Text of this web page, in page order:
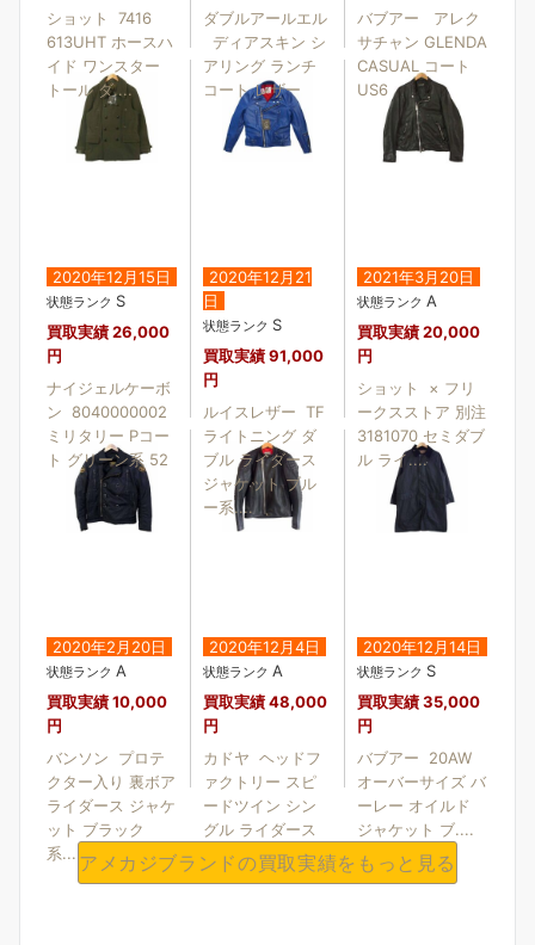
ショット 7416
613UHT ホースハ
イド ワンスター
トール ダ....
ダブルアールエル
ディアスキン シ
アリング ランチ
コート レザー
バブアー アレク
サチャン GLENDA
CASUAL コート
US6
2020年12月15日
状態ランク S
買取実績26,000
円
ナイジェルケーボ
ン 8040000002
ミリタリー Pコー
ト グリーン系 52
2020年12月21
日
状態ランク S
買取実績91,000
円
ルイスレザー TF
ライトニング ダ
ブル ライダース
ジャケット ブル
ー系....
2021年3月20日
状態ランク A
買取実績20,000
円
ショット × フリ
ークスストア 別注
3181070 セミダブ
ル ライ....
2020年2月20日
状態ランク A
買取実績10,000
円
バンソン プロテ
クター入り 裏ボア
ライダース ジャケ
ット ブラック
系....
2020年12月4日
状態ランク A
買取実績48,000
円
カドヤ ヘッドフ
ァクトリー スピ
ードツイン シン
グル ライダース
ジ....
2020年12月14日
状態ランク S
買取実績35,000
円
バブアー 20AW
オーバーサイズ バ
ーレー オイルド
ジャケット ブ....
アメカジブランドの買取実績をもっと見る